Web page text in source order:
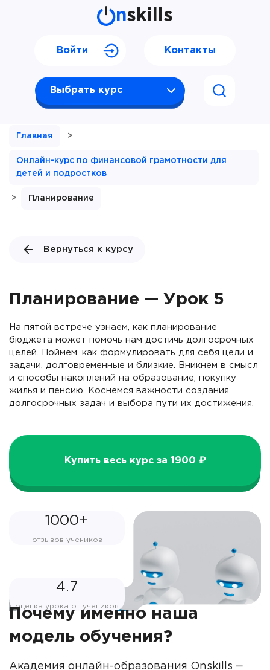
nskills
Выбрать курс
Войти Контакты
Главная >
Онлайн-курс по финансовой грамотности для
детей и подростков
> Планирование
Вернуться к курсу
Планирование — Урок 5
На пятой встрече узнаем, как планирование
бюджета может помочь нам достичь долгосрочных
целей. Поймем, как формулировать для себя цели и
задачи, долговременные и близкие. Вникнем в смысл
и способы накоплений на образование, покупку
жилья и пенсию. Коснемся важности создания
долгосрочных задач и выбора пути их достижения.
Купить весь курс за 1900 ₽
1000+
отзывов учеников
4.7
оценка урока от учеников
Почему именно наша
модель обучения?
Академия онлайн-образования Onskills ‒